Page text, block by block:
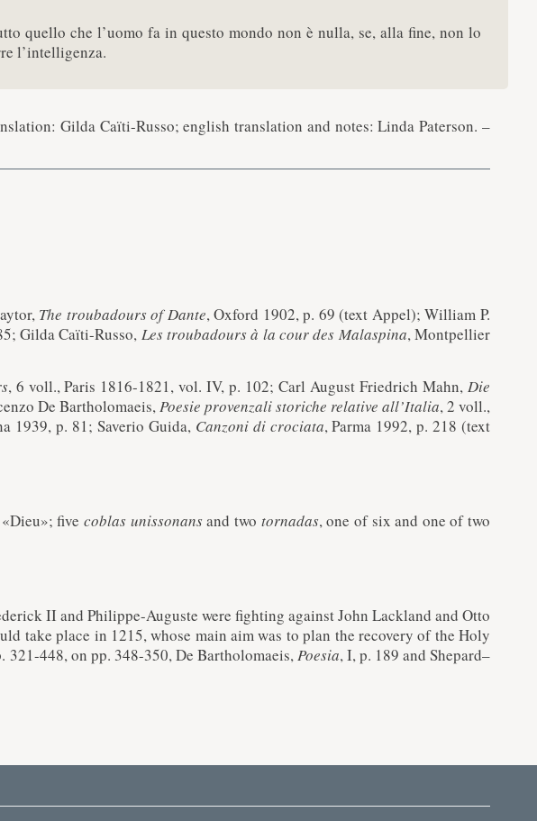
quello che l’uomo fa in questo mondo non è nulla, se, alla fine, non lo
l’intelligenza.
Gilda Caïti-Russo; english translation and notes: Linda Paterson. –
The troubadours of Dante, Oxford 1902, p. 69 (text Appel); William P.
Gilda Caïti-Russo, Les troubadours à la cour des Malaspina, Montpellier
, 6 voll., Paris 1816-1821, vol. IV, p. 102; Carl August Friedrich Mahn,Die
De Bartholomaeis,Poesie provenzali storiche relative all’Italia, 2 voll.,
1939, p. 81; Saverio Guida, Canzoni di crociata, Parma 1992, p. 218 (text
fivecoblas unissonansand two tornadas, one of six and one of two
II and Philippe-Auguste were fighting against John Lackland and Otto
take place in 1215, whose main aim was to plan the recovery of the Holy
321-448, on pp. 348-350, De Bartholomaeis,Poesia, I, p. 189 and Shepard–